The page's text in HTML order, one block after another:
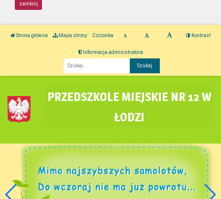
zamknij
Strona główna Mapa strony Czcionka Kontrast
Informacja administratora
PRZEDSZKOLE MIEJSKIE NR 12 W
ŁODZI